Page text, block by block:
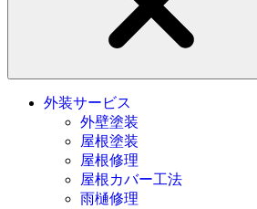
外装サービス
外壁塗装
屋根塗装
屋根修理
屋根カバー工法
雨樋修理